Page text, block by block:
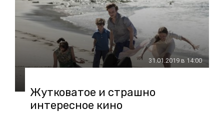
31.01.2019 в 14:00
Жутковатое и страшно
интересное кино